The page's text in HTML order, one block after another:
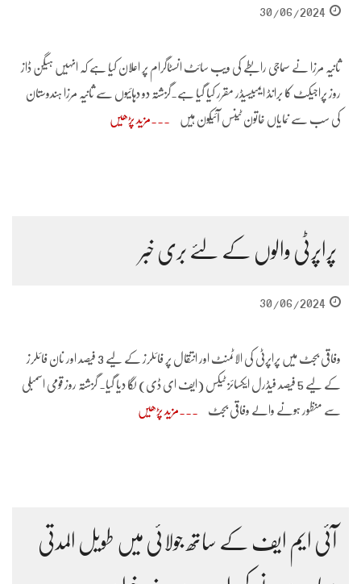
30/06/2024
ثانیہ مرزا نے سماجی رابطے کی ویب سائٹ انسٹاگرام پر اعلان کیا ہے کہ انہیں ہیگن ڈاز
روز پراجیکٹ کا برانڈ ایمبیسیڈر مقرر کیا گیا ہے.گزشتہ دو دہائیوں سے ثانیہ مرزا ہندوستان
کی سب سے نمایاں خاتون ٹینس آئیکون ہیں مزید پڑھیں
پراپرٹی والوں کے لئے بری خبر
30/06/2024
وفاقی بجٹ میں پراپرٹی کی الاٹمنٹ اور انتقال پر فائلرز کے لیے 3 فیصد اور نان فائلرز
کے لیے 5 فیصد فیڈرل ایکسائز ٹیکس (ایف ای ڈی) لگا دیا گیا۔ گزشتہ روز قومی اسمبلی
سے منظور ہونے والے وفاقی بجٹ مزید پڑھیں
آئی ایم ایف کے ساتھ جولائی میں طویل المدتی